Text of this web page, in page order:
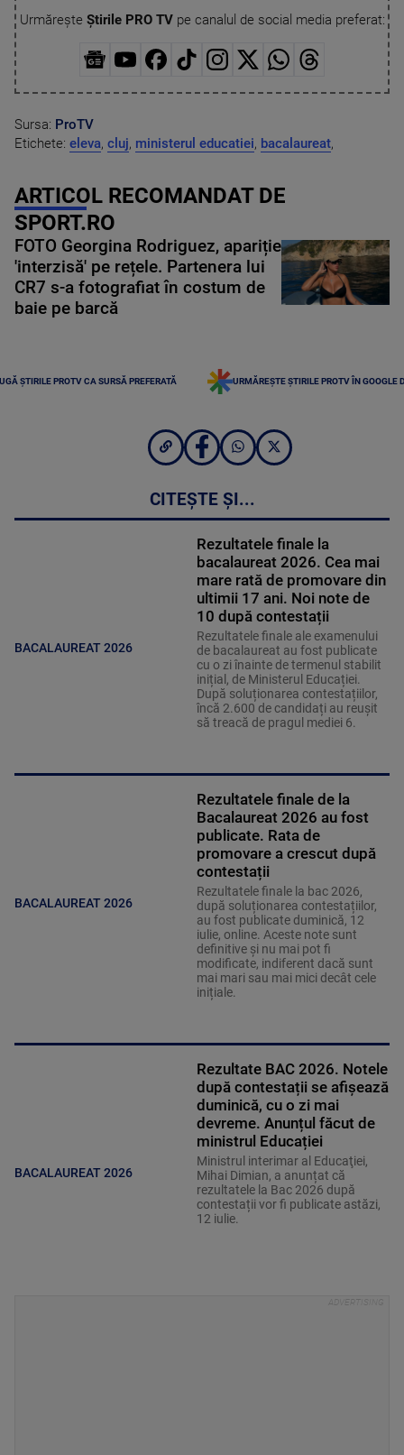
Urmărește Știrile PRO TVpe canalul de social media preferat:
Sursa: ProTV
Etichete: eleva, cluj, ministerul educatiei, bacalaureat,
ARTICOL RECOMANDAT DE
SPORT.RO
FOTO Georgina Rodriguez, apariție
'interzisă' pe rețele. Partenera lui
CR7 s-a fotografiat în costum de
baie pe barcă
ȘTIRILE PROTV CA SURSĂ PREFERATĂ URMĂREȘTE ȘTIRILE PROTV ÎN GOOGLE
CITEȘTE ȘI...
BACALAUREAT 2026
Rezultatele finale la
bacalaureat 2026. Cea mai
mare rată de promovare din
ultimii 17 ani. Noi note de
10 după contestații
Rezultatele finale ale examenului
de bacalaureat au fost publicate
cu o zi înainte de termenul stabilit
inițial, de Ministerul Educației.
După soluționarea contestațiilor,
încă 2.600 de candidați au reușit
să treacă de pragul mediei 6.
BACALAUREAT 2026
Rezultatele finale de la
Bacalaureat 2026 au fost
publicate. Rata de
promovare a crescut după
contestații
Rezultatele finale la bac 2026,
după soluționarea contestațiilor,
au fost publicate duminică, 12
iulie, online. Aceste note sunt
definitive și nu mai pot fi
modificate, indiferent dacă sunt
mai mari sau mai mici decât cele
inițiale.
BACALAUREAT 2026
Rezultate BAC 2026. Notele
după contestații se afișează
duminică, cu o zi mai
devreme. Anunțul făcut de
ministrul Educației
Ministrul interimar al Educaţiei,
Mihai Dimian, a anunțat că
rezultatele la Bac 2026 după
contestații vor fi publicate astăzi,
12 iulie.